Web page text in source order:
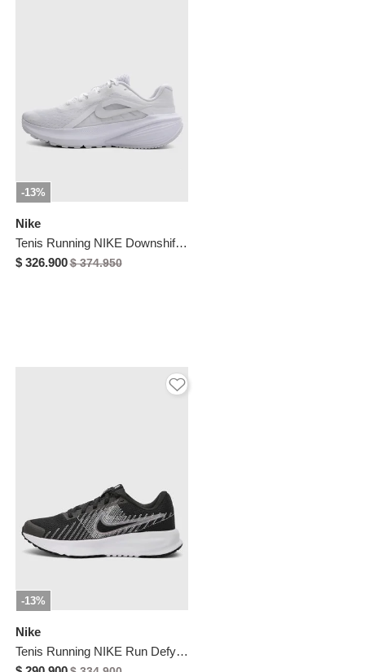
-13%
Nike
Tenis Running NIKE Downshifter 14 Blanco
$ 326.900$ 374.950
-13%
Nike
Tenis Running NIKE Run Defy Negro